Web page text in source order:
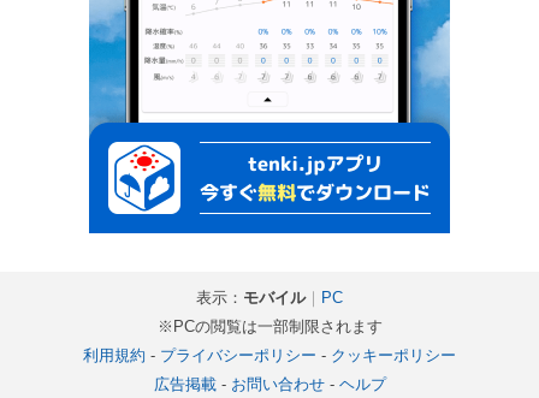
表示： モバイル｜ PC
※PCの閲覧は一部制限されます
利用規約 - プライバシーポリシー - クッキーポリシー
広告掲載- お問い合わせ- ヘルプ